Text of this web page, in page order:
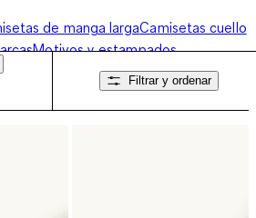
de manga largaCamisetas cuello
Motivos y estampados
Filtrar y ordenar